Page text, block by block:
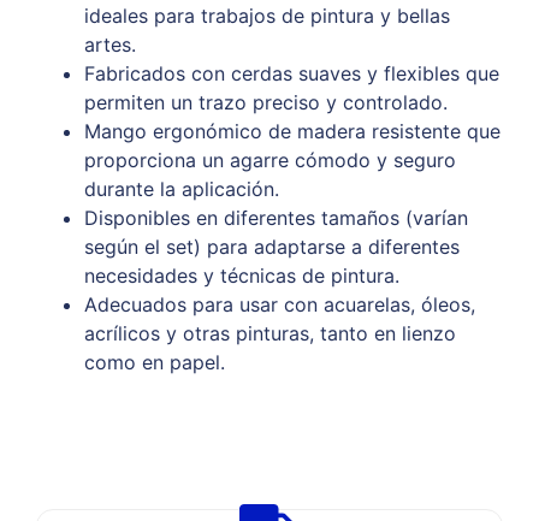
ideales para trabajos de pintura y bellas
artes.
Fabricados con cerdas suaves y flexibles que
permiten un trazo preciso y controlado.
Mango ergonómico de madera resistente que
proporciona un agarre cómodo y seguro
durante la aplicación.
Disponibles en diferentes tamaños (varían
según el set) para adaptarse a diferentes
necesidades y técnicas de pintura.
Adecuados para usar con acuarelas, óleos,
acrílicos y otras pinturas, tanto en lienzo
como en papel.